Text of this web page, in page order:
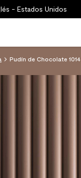
- Estados Unidos
Pudín de Chocolate 1014